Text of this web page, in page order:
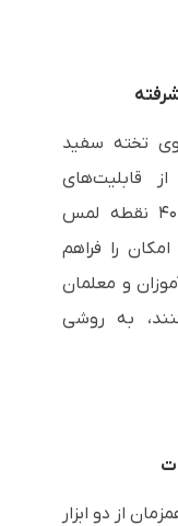
تخته سفید
قابلیت‌های
پیشرفته چندلمسی نمایشگر. تا ۴۰ نقطه لمس
را فراهم
و معلمان
به روشی
از دو ابزار